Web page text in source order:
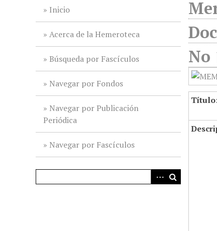
Inicio
Acerca de la Hemeroteca
Búsqueda por Fascículos
Navegar por Fondos
Navegar por Publicación
Periódica
Navegar por Fascículos
No